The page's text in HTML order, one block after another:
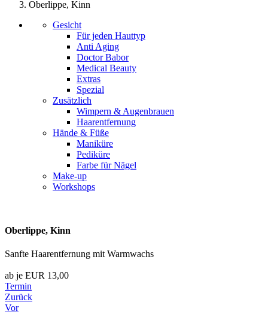
Oberlippe, Kinn
Gesicht
Für jeden Hauttyp
Anti Aging
Doctor Babor
Medical Beauty
Extras
Spezial
Zusätzlich
Wimpern & Augenbrauen
Haarentfernung
Hände & Füße
Maniküre
Pediküre
Farbe für Nägel
Make-up
Workshops
Oberlippe, Kinn
Sanfte Haarentfernung mit Warmwachs
ab je EUR 13,00
Termin
Zurück
Vor